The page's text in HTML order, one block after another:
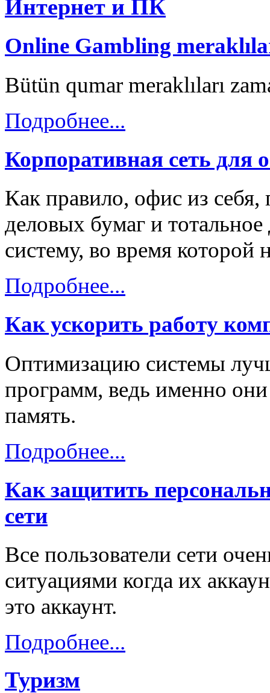
Интернет и ПК
Online Gambling
Bütün qumar meraklıları
Подробнее...
Корпоративная сеть для
Как правило, офис из себя,
деловых бумаг и
систему, во время
Подробнее...
Как ускорить работу
Оптимизацию системы
программ, ведь именно
память.
Подробнее...
Как защитить
сети
Все пользователи сети
ситуациями когда их
это аккаунт.
Подробнее...
Туризм